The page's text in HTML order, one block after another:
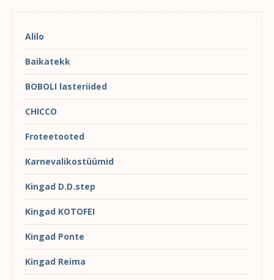
Alilo
Baikatekk
BOBOLI lasteriided
CHICCO
Froteetooted
Karnevalikostüümid
Kingad D.D.step
Kingad KOTOFEI
Kingad Ponte
Kingad Reima